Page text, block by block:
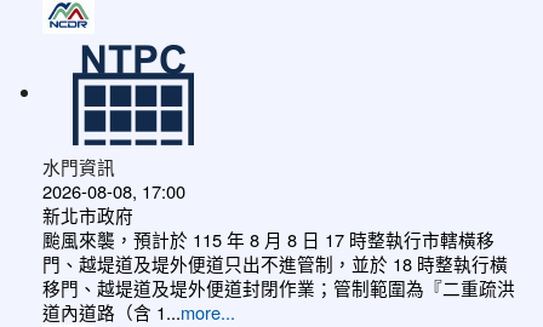
水門資訊
2026-08-08, 17:00
新北市政府
颱風來襲，預計於 115 年 8 月 8 日 17 時整執行市轄橫移
門、越堤道及堤外便道只出不進管制，並於 18 時整執行橫
移門、越堤道及堤外便道封閉作業；管制範圍為『二重疏洪
道內道路（含 1...more...